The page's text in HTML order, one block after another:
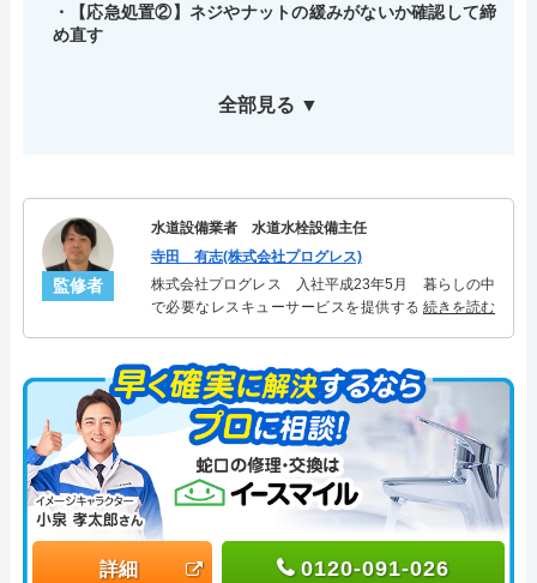
【応急処置②】ネジやナットの緩みがないか確認して締
め直す
全部見る ▼
監修者
水道設備業者 水道水栓設備主任
寺田 有志(株式会社プログレス)
株式会社プログレス 入社平成23年5月 暮らしの中
で必要なレスキューサービスを提供する株式会社プ
ブルを解決。多くのお客様に信頼される「水道水
栓」のスペシャリスト。
続きを読む
詳細 0120-091-026